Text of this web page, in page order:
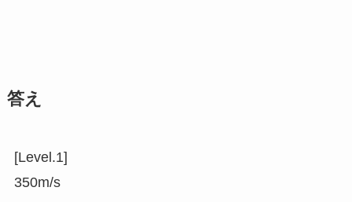
答え
[Level.1]
350m/s